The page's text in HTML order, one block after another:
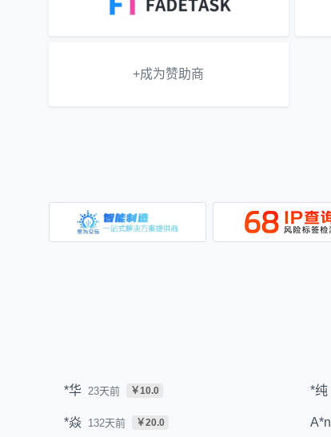
+成为赞助商
*华 23天前 ￥10.0 *纯
*焱 132天前 ￥20.0 A*n